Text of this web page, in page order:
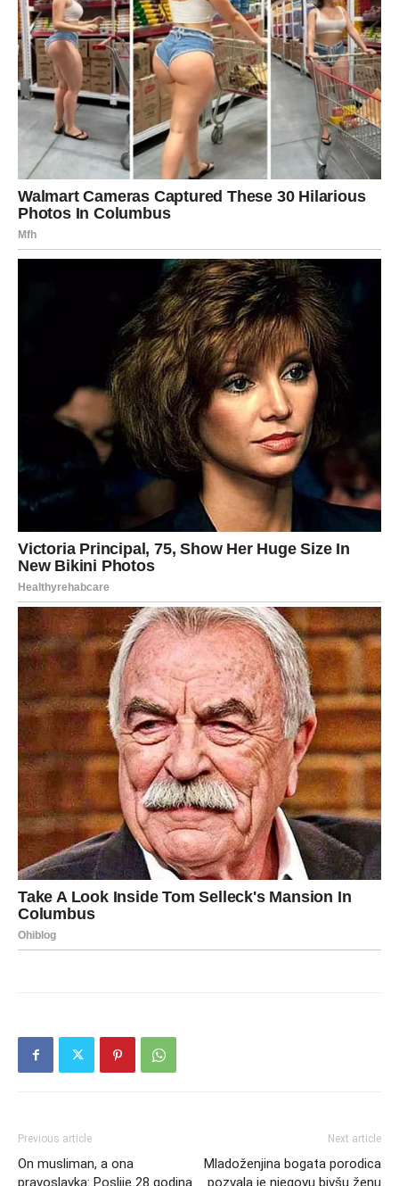
Previous article
On musliman, a ona
Next article
Mladoženjina bogata porodica